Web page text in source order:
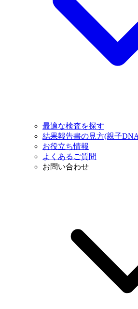
最適な検査を探す
結果報告書の見方(親子
お役立ち情報
よくあるご質問
お問い合わせ